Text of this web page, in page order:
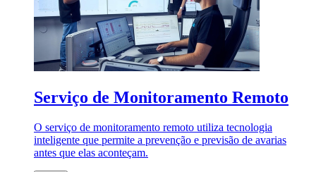
Serviço de Monitoramento Remoto
O serviço de monitoramento remoto utiliza tecnologia
inteligente que permite a prevenção e previsão de avarias
antes que elas aconteçam.